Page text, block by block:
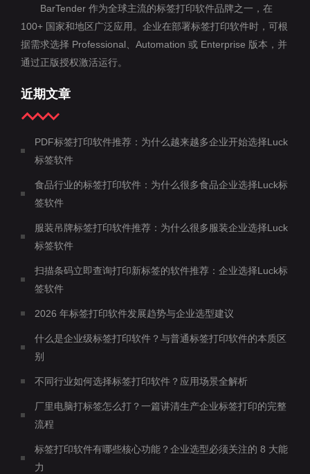
BarTender 作为全球主流的标签打印软件品牌之一，在
100+ 国家和地区广泛应用。企业在部署标签打印软件时，可根
据需求选择 Professional、Automation 或 Enterprise 版本，并
通过正版授权激活运行。
近期文章
PDF标签打印软件推荐：为什么越来越多企业开始选择Luck
标签软件
食品行业的标签打印软件：为什么很多食品企业选择Luck标
签软件
服装吊牌标签打印软件推荐：为什么很多服装企业选择Luck
标签软件
扫描条码立即查询打印新标签的软件推荐：企业选择Luck标
签软件
2026 年标签打印软件发展趋势与企业选型建议
什么是企业级标签打印软件？与普通标签打印软件的本质区
别
不同行业如何选择标签打印软件？应用场景全解析
厂里电脑打标签怎么打？一篇讲清生产企业标签打印的完整
流程
标签打印软件有哪些核心功能？企业选型必须关注的 8 大能
力